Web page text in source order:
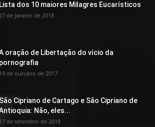
Lista dos 10 maiores Milagres Eucarísticos
de janeiro de 2018
oração de Libertação do vício da
pornografia
19 de outubro de 2017
São Cipriano de Cartago e São Cipriano de
Não, eles...
17 de setembro de 2018